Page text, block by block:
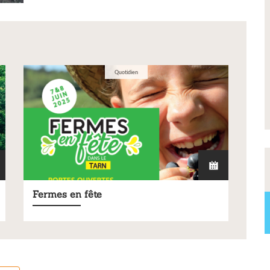
Quotidien
Fermes en fête
lors de notre
convention Petite Ville de